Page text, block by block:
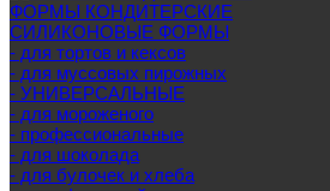
ФОРМЫ КОНДИТЕРСКИЕ
СИЛИКОНОВЫЕ ФОРМЫ
- для тортов и кексов
- для муссовых пирожных
- УНИВЕРСАЛЬНЫЕ
- для мороженого
- профессиональные
- для шоколада
- для булочек и хлеба